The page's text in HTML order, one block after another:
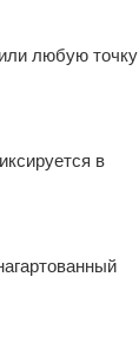
или любую точку
в